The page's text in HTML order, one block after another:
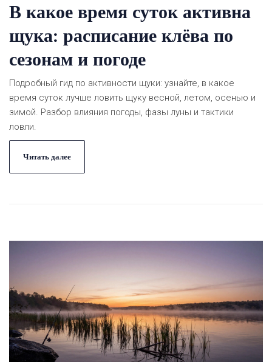
В какое время суток активна
щука: расписание клёва по
сезонам и погоде
Подробный гид по активности щуки: узнайте, в какое
время суток лучше ловить щуку весной, летом, осенью и
зимой. Разбор влияния погоды, фазы луны и тактики
ловли.
Читать далее